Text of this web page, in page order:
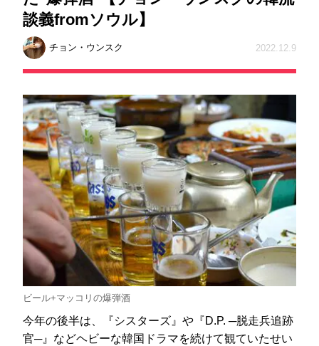
談義fromソウル】
チョン・ウンスク 2022.12.9
ビール+マッコリの爆弾酒
今年の後半は、『シスターズ』や『D.P. ─脱走兵追跡
官─』などヘビーな韓国ドラマを続けて観ていたせい